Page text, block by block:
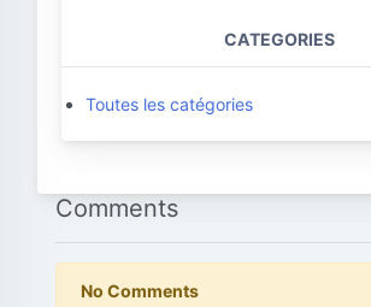
CATEGORIES
Toutes les catégories
Comments
No Comments